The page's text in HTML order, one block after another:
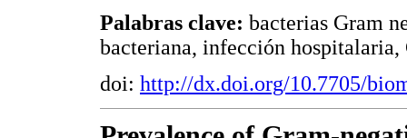
Palabras clave: bacterias Gram
bacteriana, infección
doi: http://dx.doi.org/10.7705/